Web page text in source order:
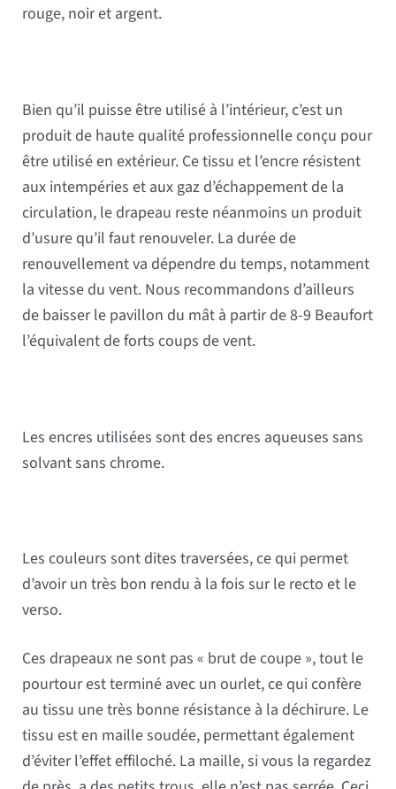
rouge, noir et argent.
Bien qu’il puisse être utilisé à l’intérieur, c’est un
produit de haute qualité professionnelle conçu pour
être utilisé en extérieur. Ce tissu et l’encre résistent
aux intempéries et aux gaz d’échappement de la
circulation, le drapeau reste néanmoins un produit
d’usure qu’il faut renouveler. La durée de
renouvellement va dépendre du temps, notamment
la vitesse du vent. Nous recommandons d’ailleurs
de baisser le pavillon du mât à partir de 8-9 Beaufort
l’équivalent de forts coups de vent.
Les encres utilisées sont des encres aqueuses sans
solvant sans chrome.
Les couleurs sont dites traversées, ce qui permet
d’avoir un très bon rendu à la fois sur le recto et le
verso.
Ces drapeaux ne sont pas « brut de coupe », tout le
pourtour est terminé avec un ourlet, ce qui confère
au tissu une très bonne résistance à la déchirure. Le
tissu est en maille soudée, permettant également
d’éviter l’effet effiloché. La maille, si vous la regardez